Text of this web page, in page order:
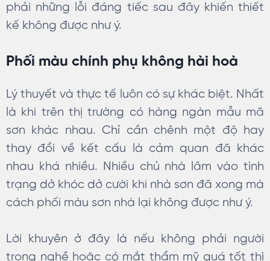
phải những lỗi đáng tiếc sau đây khiến thiết
kế không được như ý.
Phối màu chính phụ không hài hoà
Lý thuyết và thực tế luôn có sự khác biệt. Nhất
là khi trên thị trường có hàng ngàn mẫu mã
sơn khác nhau. Chỉ cần chênh một độ hay
thay đổi về kết cấu là cảm quan đã khác
nhau khá nhiều. Nhiều chủ nhà lâm vào tình
trạng dở khóc dở cười khi nhà sơn đã xong mà
cách phối màu sơn nhà lại không được như ý.
Lời khuyên ở đây là nếu không phải người
trong nghề hoặc có mắt thẩm mỹ quá tốt thì